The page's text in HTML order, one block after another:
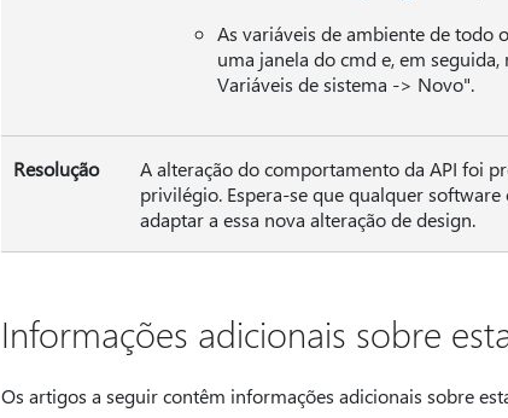
As variáveis de ambiente de todo
uma janela do cmd e, em
Variáveis de sistema -> Novo".
Resolução
A alteração do comportamento da API foi
privilégio. Espera-se que qualquer
adaptar a essa nova alteração de design.
Informações adicionais sobre
Os artigos a seguir contêm informações adicionais sobre